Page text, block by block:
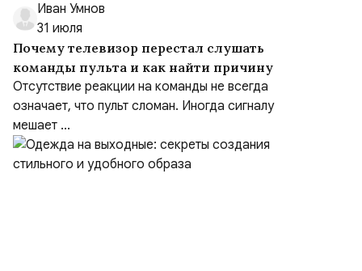
Иван Умнов
31 июля
Почему телевизор перестал слушать
команды пульта и как найти причину
Отсутствие реакции на команды не всегда
означает, что пульт сломан. Иногда сигналу
мешает ...